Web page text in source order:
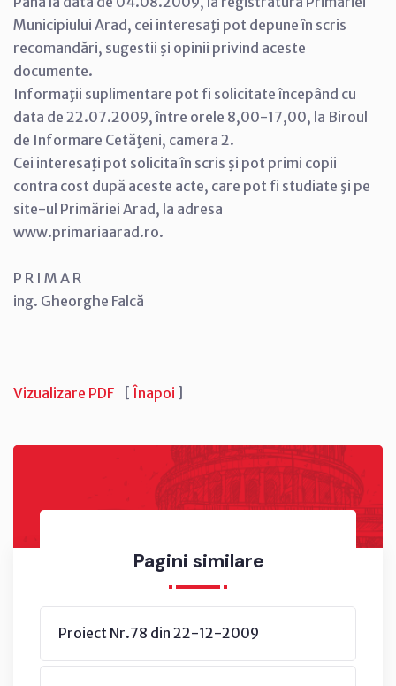
Pagini similare
Proiect Nr.78 din 22-12-2009
Municipiului Arad, cei interesaţi pot depune în scris
recomandări, sugestii şi opinii privind aceste
documente.
Informaţii suplimentare pot fi solicitate începând cu
data de 22.07.2009, între orele 8,00-17,00, la Biroul
de Informare Cetăţeni, camera 2.
Cei interesaţi pot solicita în scris şi pot primi copii
contra cost după aceste acte, care pot fi studiate şi pe
site-ul Primăriei Arad, la adresa
www.primariaarad.ro.
P R I M A R
ing. Gheorghe Falcă
Vizualizare PDF [ Înapoi ]